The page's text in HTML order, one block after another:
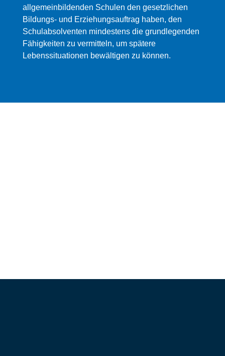
allgemeinbildenden Schulen den gesetzlichen
Bildungs- und Erziehungsauftrag haben, den
Schulabsolventen mindestens die grundlegenden
Fähigkeiten zu vermitteln, um spätere
Lebenssituationen bewältigen zu können.